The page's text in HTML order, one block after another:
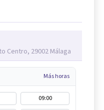
Centro, 29002 Málaga
Más horas
09:00